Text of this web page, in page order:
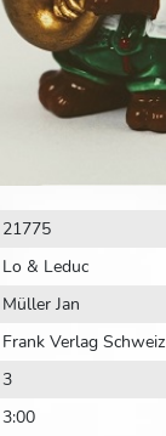
21775
Lo & Leduc
Müller Jan
Frank Verlag Schweiz
3
3:00